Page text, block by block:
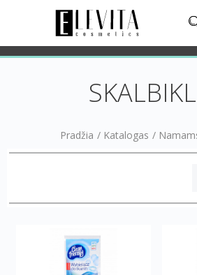
Pradžia / Katalogas /